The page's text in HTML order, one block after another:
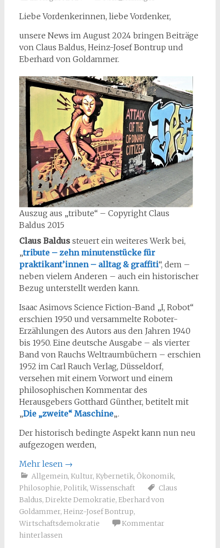
Liebe Vordenkerinnen, liebe Vordenker,
unsere News im August 2024 bringen Beiträge
von Claus Baldus, Heinz-Josef Bontrup und
Eberhard von Goldammer.
Auszug aus „tribute“ – Copyright Claus
Baldus 2015
Claus Baldussteuert ein weiteres Werk bei,
„tribute – zehn minutenstücke für
praktikant’innen – alltag & graffiti“, dem –
neben vielem Anderen – auch ein historischer
Bezug unterstellt werden kann.
Isaac Asimovs Science Fiction-Band „I, Robot“
erschien 1950 und versammelte Roboter-
Erzählungen des Autors aus den Jahren 1940
bis 1950. Eine deutsche Ausgabe – als vierter
Band von Rauchs Weltraumbüchern – erschien
1952 im Carl Rauch Verlag, Düsseldorf,
versehen mit einem Vorwort und einem
philosophischen Kommentar des
Herausgebers Gotthard Günther, betitelt mit
„Die „zweite“ Maschine„.
Der historisch bedingte Aspekt kann nun neu
aufgezogen werden,
Mehr lesen →
Allgemein, Kultur, Kybernetik, Ökonomik,
Philosophie, Politik, Wissenschaft
Claus
Baldus, Direkte Demokratie, Eberhard von
Goldammer, Heinz-Josef Bontrup,
Wirtschaftsdemokratie
Kommentar
hinterlassen